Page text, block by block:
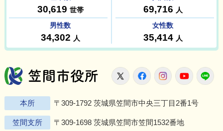
笠間市役所
X FacebookInstagram
本所 〒309-1792 茨城県笠間市中央三丁目2番1号
笠間支所 〒309-1698 茨城県笠間市笠間1532番地